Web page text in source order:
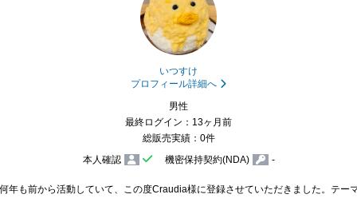
いつすけ
プロフィール詳細へ
男性
最終ログイン：13ヶ月前
総販売実績：0件
本人確認
機密保持契約(NDA) -
年も前から活動していて、この度Craudia様に登録させていただきました。テー